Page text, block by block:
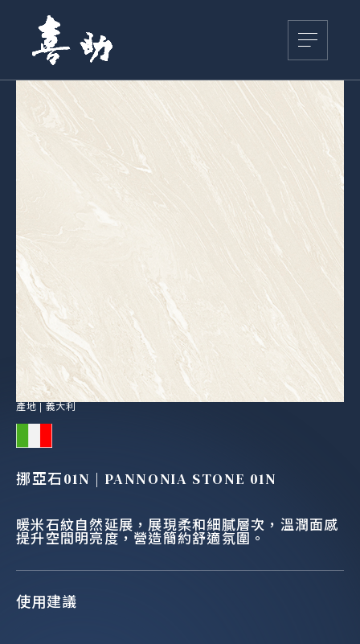
產地 | 義大利
挪亞石01N | PANNONIA STONE 01N
暖米石紋自然延展，展現柔和細膩層次，溫潤面感
提升空間明亮度，營造簡約舒適氛圍。
使用建議